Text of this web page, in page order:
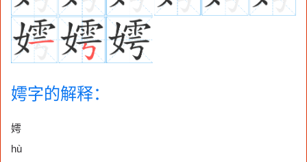
嫮字的解释：
嫮
hù